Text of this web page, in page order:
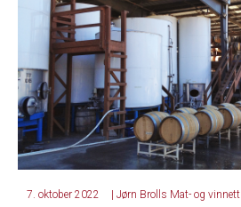
7. oktober 2022 | Jørn Brolls Mat- og vinnett